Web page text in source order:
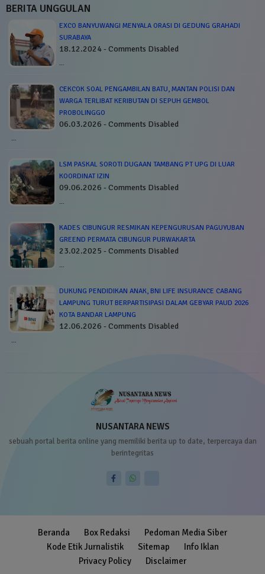
BERITA UNGGULAN
EXCO BANYUWANGI MENYALA ORASI DI GEDUNG GRAHADI
SURABAYA
18.12.2024 - Comments Disabled
…
CEKCOK SOAL PENGAMBILAN BATU, MANTAN POLISI DAN
WARGA TERLIBAT KERIBUTAN DI SEPUH GEMBOL
PROBOLINGGO
06.03.2026 - Comments Disabled
…
LSM PASKAL SOROTI DUGAAN TAMBANG PT UPG DI LUAR
KOORDINAT IZIN
09.06.2026 - Comments Disabled
…
KADES CIBUNGUR RESMIKAN KEPENGURUSAN PAGUYUBAN
GREEND PERMATA CIBUNGUR PURWAKARTA
23.02.2025 - Comments Disabled
…
DUKUNG PENDIDIKAN ANAK, BNI LIFE INSURANCE CABANG
LAMPUNG TURUT BERPARTISIPASI DALAM GEBYAR PAUD 2026
KOTA BANDAR LAMPUNG
12.06.2026 - Comments Disabled
…
NUSANTARA NEWS
sebuah portal berita online yang memiliki berita up to date, terpercaya dan
berintegritas
Beranda Box Redaksi
Pedoman Media Siber
Kode Etik Jurnalistik
Sitemap
Info Iklan
Privacy Policy
Disclaimer